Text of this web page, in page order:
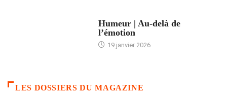
Humeur | Au-delà de
l’émotion
19 janvier 2026
LES DOSSIERS DU MAGAZINE